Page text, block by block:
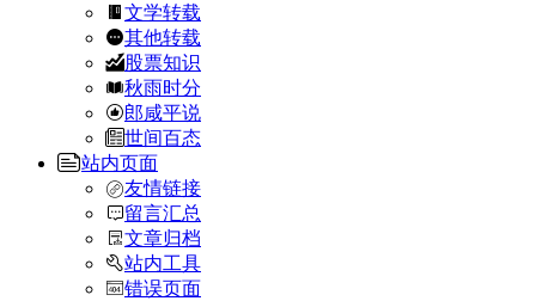
文学转载
其他转载
股票知识
秋雨时分
郎咸平说
世间百态
站内页面
友情链接
留言汇总
文章归档
站内工具
错误页面